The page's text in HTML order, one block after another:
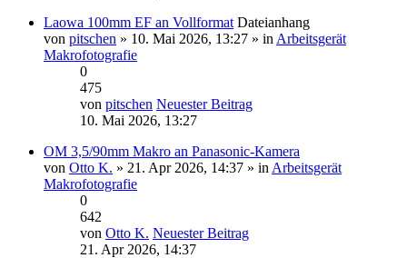
Laowa 100mm EF an Vollformat Dateianhang
von pitschen » 10. Mai 2026, 13:27 » in Arbeitsgerät
Makrofotografie
0
475
von pitschen Neuester Beitrag
10. Mai 2026, 13:27
OM 3,5/90mm Makro an Panasonic-Kamera
von Otto K. » 21. Apr 2026, 14:37 » in Arbeitsgerät
Makrofotografie
0
642
von Otto K. Neuester Beitrag
21. Apr 2026, 14:37